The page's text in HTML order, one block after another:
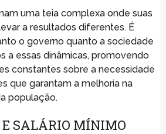
uma teia complexa onde suas
a resultados diferentes. É
o governo quanto a sociedade
a essas dinâmicas, promovendo
constantes sobre a necessidade
que garantam a melhoria na
população.
E SALÁRIO MÍNIMO